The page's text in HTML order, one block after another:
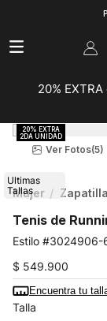
20%
Ultimas
Tallas
Ver Fotos(5)
Mujer
Tenis de
3024906-
$ 549.900
Encuentra tu
Talla